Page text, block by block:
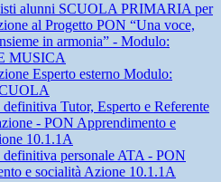
alunni SCUOLA PRIMARIA per
al Progetto PON “Una voce,
in armonia” - Modulo:
MUSICA
Esperto esterno Modulo:
Tutor, Esperto e Referente
- PON Apprendimento e
10.1.1A
definitiva personale ATA - PON
e socialità Azione 10.1.1A